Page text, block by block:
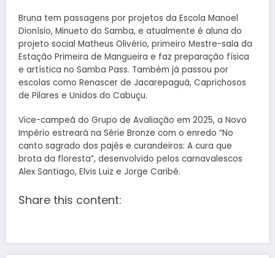
Bruna tem passagens por projetos da Escola Manoel
Dionísio, Minueto do Samba, e atualmente é aluna do
projeto social Matheus Olivério, primeiro Mestre-sala da
Estação Primeira de Mangueira e faz preparação física
e artística no Samba Pass. Também já passou por
escolas como Renascer de Jacarepaguá, Caprichosos
de Pilares e Unidos do Cabuçu.
Vice-campeã do Grupo de Avaliação em 2025, a Novo
Império estreará na Série Bronze com o enredo “No
canto sagrado dos pajés e curandeiros: A cura que
brota da floresta”, desenvolvido pelos carnavalescos
Alex Santiago, Elvis Luiz e Jorge Caribé.
Share this content: